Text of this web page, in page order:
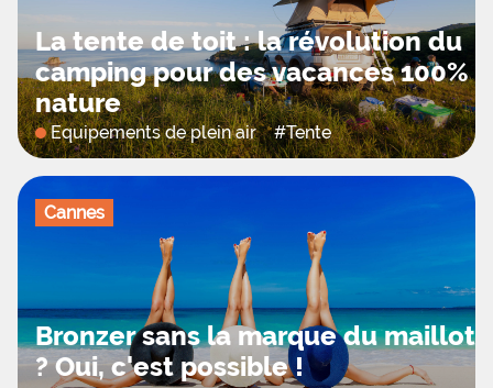
La tente de toit : la révolution du
camping pour des vacances 100%
nature
Equipements de plein air #Tente
Cannes
Bronzer sans la marque du maillot
? Oui, c'est possible !